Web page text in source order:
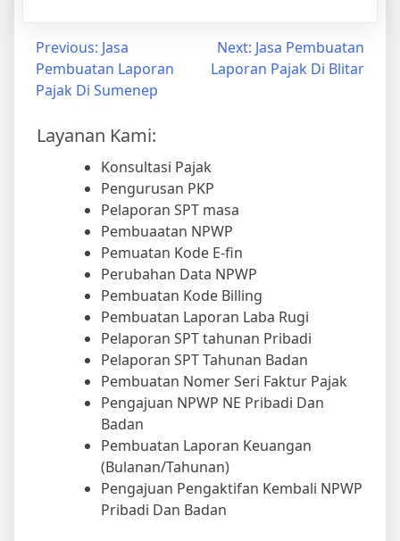
Previous: Jasa
Pembuatan Laporan
Pajak Di Sumenep
Next: Jasa Pembuatan
Laporan Pajak Di Blitar
Layanan Kami:
Konsultasi Pajak
Pengurusan PKP
Pelaporan SPT masa
Pembuaatan NPWP
Pemuatan Kode E-fin
Perubahan Data NPWP
Pembuatan Kode Billing
Pembuatan Laporan Laba Rugi
Pelaporan SPT tahunan Pribadi
Pelaporan SPT Tahunan Badan
Pembuatan Nomer Seri Faktur Pajak
Pengajuan NPWP NE Pribadi Dan
Badan
Pembuatan Laporan Keuangan
(Bulanan/Tahunan)
Pengajuan Pengaktifan Kembali NPWP
Pribadi Dan Badan